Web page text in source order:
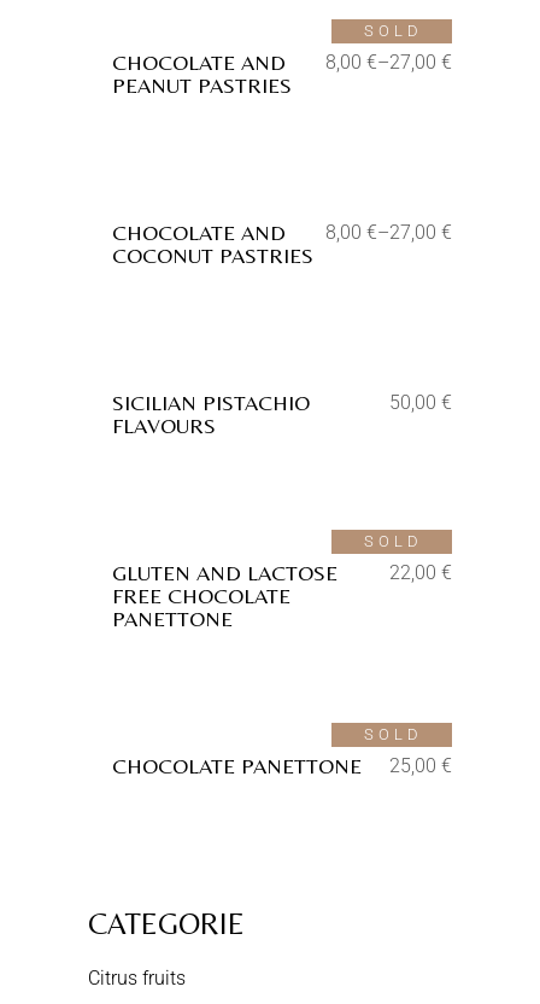
CATEGORIE
Citrus fruits
SOLD
CHOCOLATE AND
PEANUT PASTRIES
8,00 €–27,00 €
CHOCOLATE AND
COCONUT PASTRIES
8,00 €–27,00 €
SICILIAN PISTACHIO
FLAVOURS
50,00 €
SOLD
GLUTEN AND LACTOSE
FREE CHOCOLATE
PANETTONE
22,00 €
SOLD
CHOCOLATE PANETTONE 25,00 €